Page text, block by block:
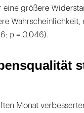
eine größere
Wahrscheinlichkeit,
p = 0,046).
Monat